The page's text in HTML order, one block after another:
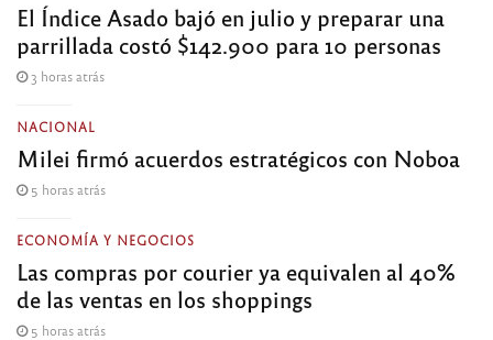
El Índice Asado bajó en julio y preparar una
parrillada costó $142.900 para 10 personas
3 horas atrás
NACIONAL
Milei firmó acuerdos estratégicos con Noboa
5 horas atrás
ECONOMÍA Y NEGOCIOS
Las compras por courier ya equivalen al 40%
de las ventas en los shoppings
5 horas atrás